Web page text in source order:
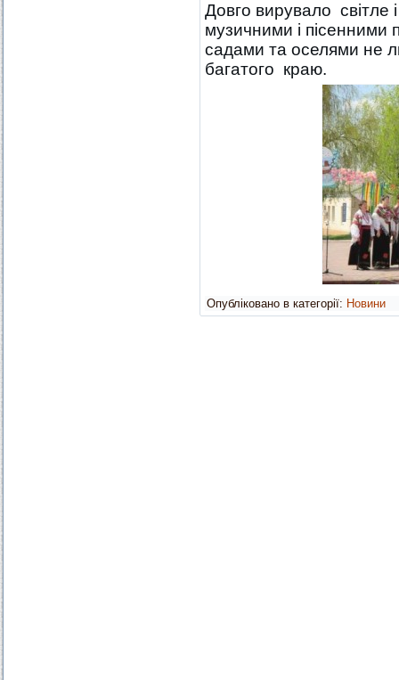
Довго вирувало світле
музичними і
садами та оселями не
багатого краю.
Опубліковано в категорії: Новини